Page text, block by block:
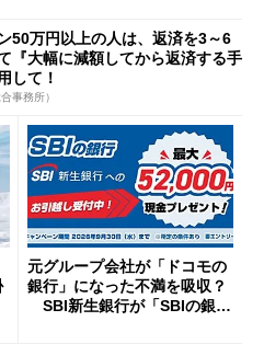
50万円以上の人は、返済を3～6
『大幅に減額してから返済する手
して！
事務所）
元グループ会社が「ドコモの
銀行」になった不満を吸収？
SBI新生銀行が「SBIの銀